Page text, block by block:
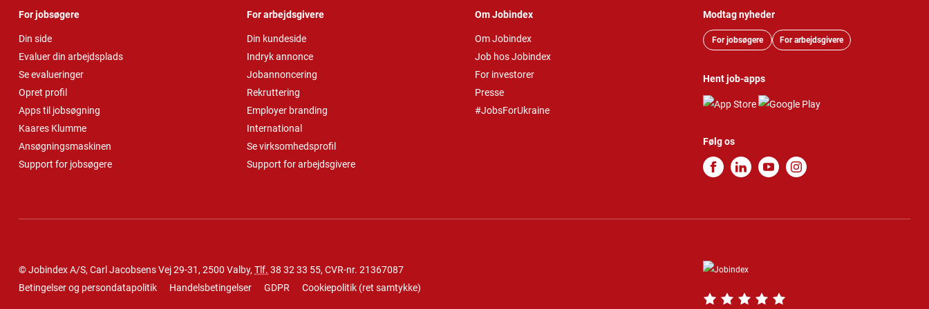
For jobsøgere
Din side
Evaluer din arbejdsplads
Se evalueringer
Opret profil
Apps til jobsøgning
Kaares Klumme
Ansøgningsmaskinen
Support for jobsøgere
For arbejdsgivere
Din kundeside
Indryk annonce
Jobannoncering
Rekruttering
Employer branding
International
Se virksomhedsprofil
Support for arbejdsgivere
Om Jobindex
Om Jobindex
Job hos Jobindex
For investorer
Presse
#JobsForUkraine
Modtag nyheder
For jobsøgere For arbejdsgivere
Hent job-apps
Følg os
© Jobindex A/S, Carl Jacobsens Vej 29-31, 2500 Valby, Tlf. 38 32 33 55, CVR-nr. 21367087
Betingelser og persondatapolitik
Handelsbetingelser GDPR Cookiepolitik (ret samtykke)